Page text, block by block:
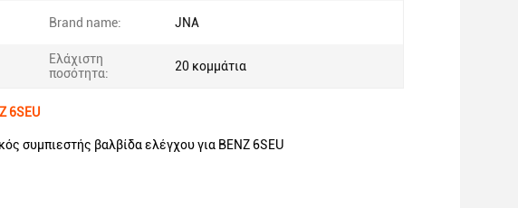
Brand name: JNA
Ελάχιστη
ποσότητα:
20 κομμάτια
6SEU
συμπιεστής βαλβίδα ελέγχου για BENZ 6SEU